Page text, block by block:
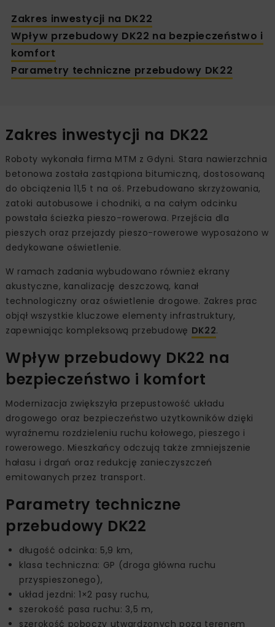
Zakres inwestycji na DK22
Wpływ przebudowy DK22 na bezpieczeństwo i
komfort
Parametry techniczne przebudowy DK22
Zakres inwestycji na DK22
Roboty wykonała firma MTM z Gdyni. Stara nawierzchnia
betonowa została zastąpiona bitumiczną, dostosowaną
do obciążenia 11,5 t na oś. Przebudowano skrzyżowania,
zatoki autobusowe i chodniki, a na całym odcinku
powstała ścieżka pieszo-rowerowa. Przejścia dla
pieszych oraz przejazdy pieszo-rowerowe wyposażono w
dedykowane oświetlenie.
W ramach zadania wybudowano również ekrany
akustyczne, kanalizację deszczową, kanał
technologiczny oraz oświetlenie drogowe. Zakres prac
objął wszystkie kluczowe elementy infrastruktury,
zapewniając kompleksową przebudowę DK22.
Wpływ przebudowy DK22 na
bezpieczeństwo i komfort
Modernizacja zwiększyła przepustowość układu
drogowego oraz bezpieczeństwo użytkowników dzięki
wyraźnemu rozdzieleniu ruchu kołowego, pieszego i
rowerowego. Mieszkańcy odczują także zmniejszenie
hałasu i drgań oraz redukcję zanieczyszczeń
emitowanych przez transport.
Parametry techniczne
przebudowy DK22
długość odcinka: 5,9 km,
klasa techniczna: GP (droga główna ruchu
przyspieszonego),
układ jezdni: 1×2 pasy ruchu,
szerokość pasa ruchu: 3,5 m,
szerokość poboczy utwardzonych poza terenem